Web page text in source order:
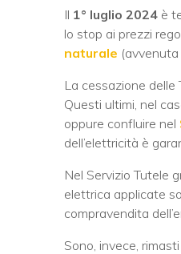
Il 1° luglio 2024 è
lo stop ai prezzi
naturale
La cessazione delle
Questi ultimi, nel
oppure confluire nel
dell’elettricità è
Nel Servizio Tutele
elettrica applicate
compravendita
Sono, invece,